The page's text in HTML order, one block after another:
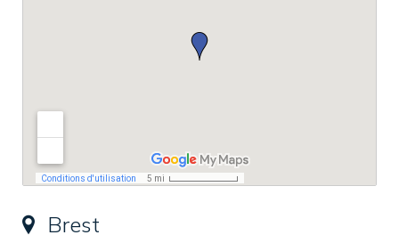
Brest